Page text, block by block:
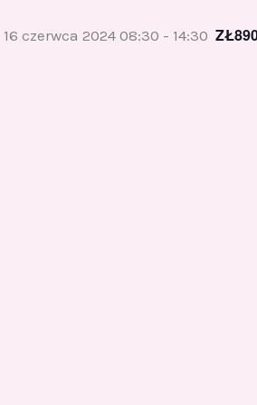
16 czerwca 2024 08:30 - 14:30